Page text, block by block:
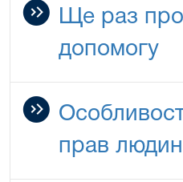
Ще раз про
допомогу
прав